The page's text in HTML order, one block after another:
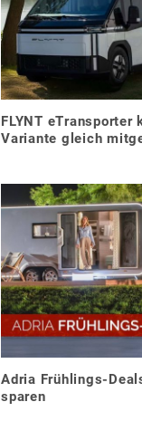
FLYNT
Variante gleich
Adria Frühlings-
sparen